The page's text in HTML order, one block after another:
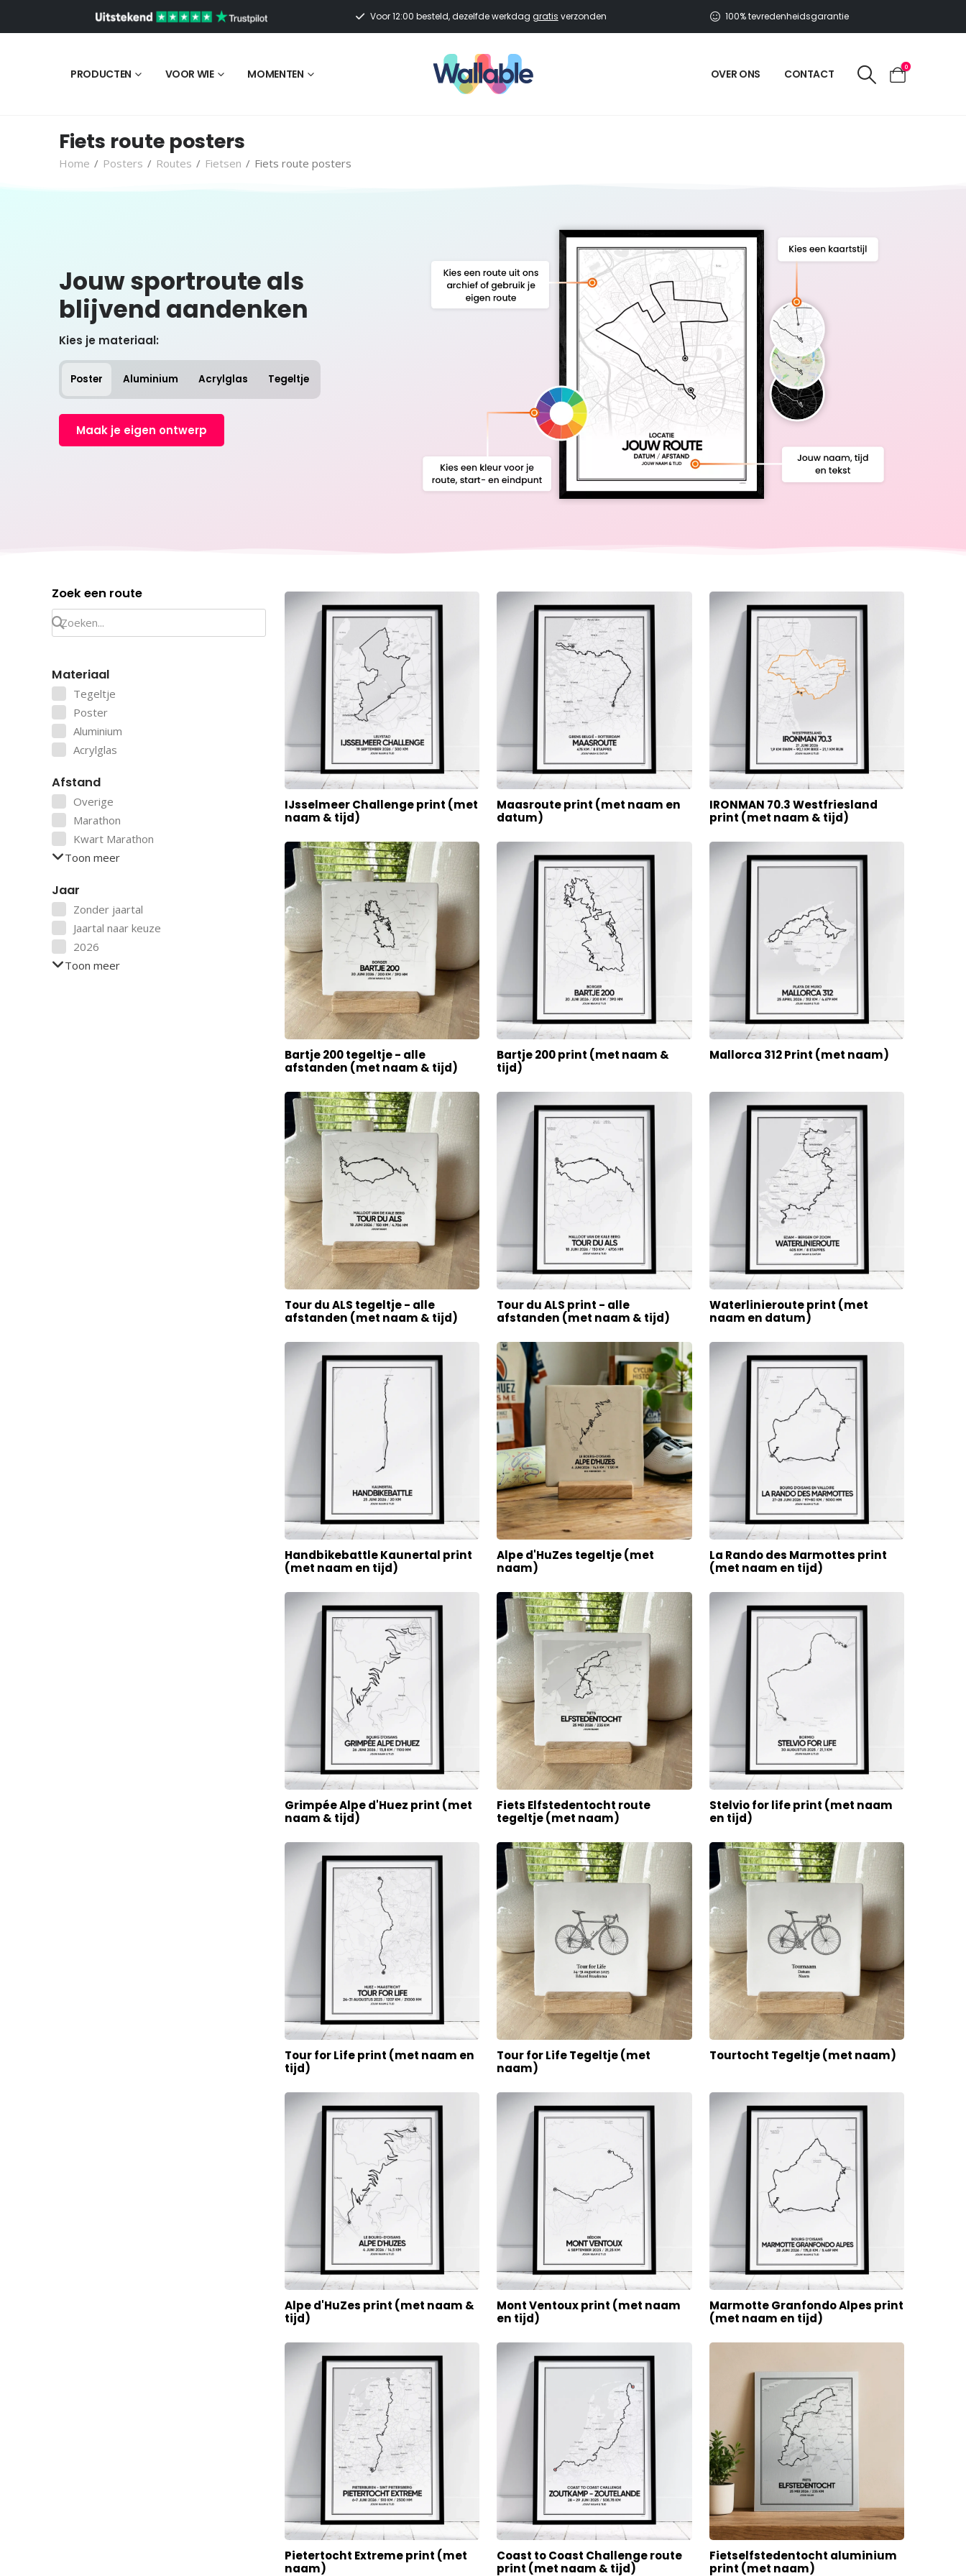
Voor 12:00 besteld, dezelfde werkdag gratis verzonden 100% tevredenheidsgarantie
PRODUCTEN VOOR WIE MOMENTEN OVER ONS CONTACT
0
Fiets route posters
Home / Posters / Routes / Fietsen / Fiets route posters
Jouw sportroute als
blijvend aandenken
Kies je materiaal:
Poster Aluminium Acrylglas Tegeltje
Maak je eigen ontwerp
Zoek een route
Materiaal
Tegeltje
Poster
Aluminium
Acrylglas
Afstand
Overige
Marathon
Kwart Marathon
Toon meer
Jaar
Zonder jaartal
Jaartal naar keuze
2026
Toon meer
IJsselmeer Challenge print (met
naam & tijd)
Maasroute print (met naam en
datum)
IRONMAN 70.3 Westfriesland
print (met naam & tijd)
Bartje 200 tegeltje - alle
afstanden (met naam & tijd)
Bartje 200 print (met naam &
tijd)
Mallorca 312 Print (met naam)
Tour du ALS tegeltje - alle
afstanden (met naam & tijd)
Tour du ALS print - alle
afstanden (met naam & tijd)
Waterlinieroute print (met
naam en datum)
Handbikebattle Kaunertal print
(met naam en tijd)
Alpe d'HuZes tegeltje (met
naam)
La Rando des Marmottes print
(met naam en tijd)
Grimpée Alpe d'Huez print (met
naam & tijd)
Fiets Elfstedentocht route
tegeltje (met naam)
Stelvio for life print (met naam
en tijd)
Tour for Life print (met naam en
tijd)
Tour for Life Tegeltje (met
naam)
Tourtocht Tegeltje (met naam)
Alpe d'HuZes print (met naam &
tijd)
Mont Ventoux print (met naam
en tijd)
Marmotte Granfondo Alpes print
(met naam en tijd)
Pietertocht Extreme print (met
naam)
Coast to Coast Challenge route
print (met naam & tijd)
Fietselfstedentocht aluminium
print (met naam)